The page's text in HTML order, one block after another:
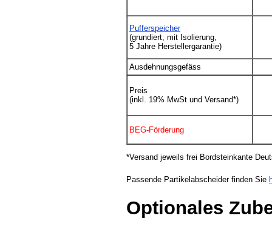
Pufferspeicher
(grundiert, mit Isolierung,
5 Jahre Herstellergarantie)
Ausdehnungsgefäss
Preis
(inkl. 19% MwSt und Versand*)
BEG-Förderung
*Versand jeweils frei Bordsteinkante
Passende Partikelabscheider finden Sie
Optionales